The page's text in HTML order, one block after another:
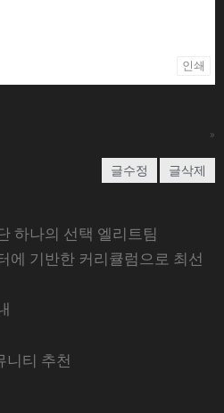
인쇄
»
글수정 글삭제
하나의 선택 엘리트팀
에 기반한 커리큘럼으로 최선
니티 추천